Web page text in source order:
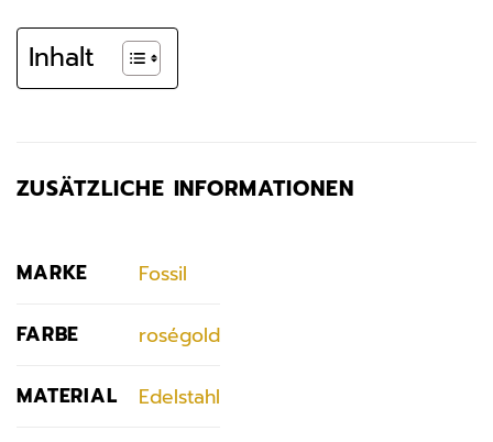
Inhalt
ZUSÄTZLICHE INFORMATIONEN
MARKE Fossil
FARBE roségold
MATERIAL Edelstahl